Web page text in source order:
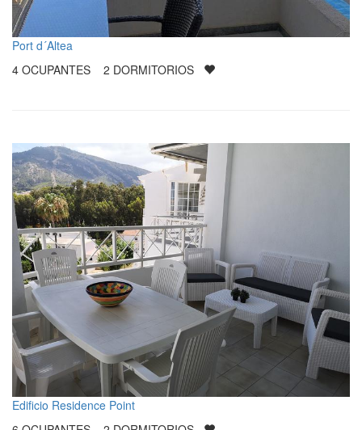
Port d´Altea
4 OCUPANTES 2 DORMITORIOS
Edificio Residence Point